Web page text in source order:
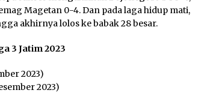
Magetan 0-4. Dan pada laga hidup mati,
akhirnya lolos ke babak 28 besar.
3 Jatim 2023
2023)
2023)